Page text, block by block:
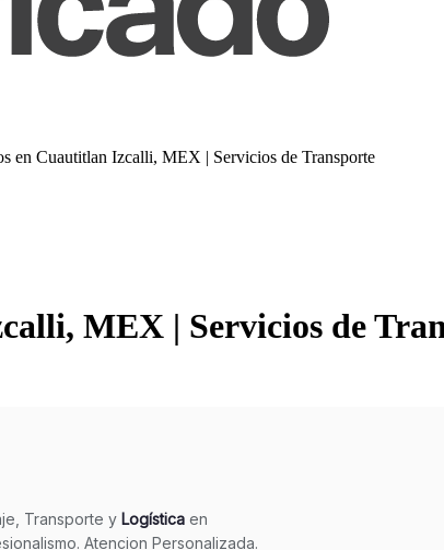
en Cuautitlan Izcalli, MEX | Servicios de Transporte
MEX | Servicios de